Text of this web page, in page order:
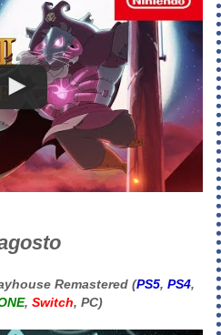
Remastered (PS5, PS4,
, Switch, PC)